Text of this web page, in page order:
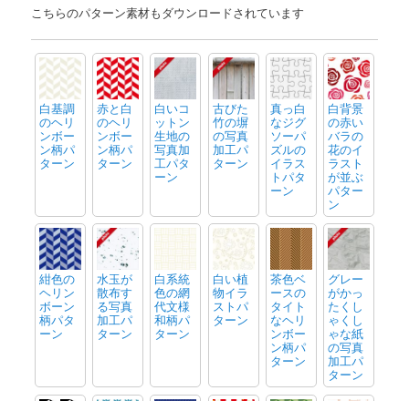
こちらのパターン素材もダウンロードされています
白基調
のヘリ
ンボー
ン柄パ
ターン
赤と白
のヘリ
ンボー
ン柄パ
ターン
白いコ
ットン
生地の
写真加
工パタ
ーン
古びた
竹の塀
の写真
加工パ
ターン
真っ白
なジグ
ソーパ
ズルの
イラス
トパタ
ーン
白背景
の赤い
バラの
花のイ
ラスト
が並ぶ
パター
ン
紺色の
ヘリン
ボーン
柄パタ
ーン
水玉が
散布す
る写真
加工パ
ターン
白系統
色の網
代文様
和柄パ
ターン
白い植
物イラ
ストパ
ターン
茶色ベ
ースの
タイト
なヘリ
ンボー
ン柄パ
ターン
グレー
がかっ
たくし
ゃくし
ゃな紙
の写真
加工パ
ターン